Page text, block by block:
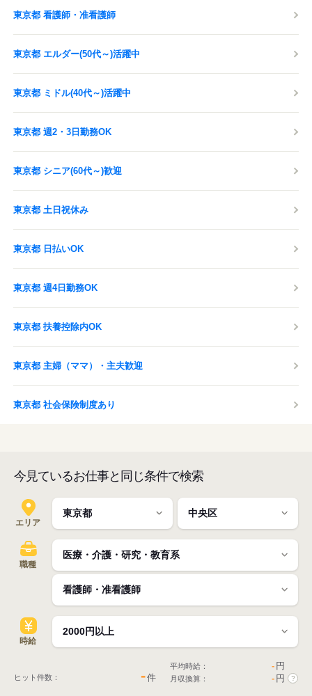
東京都 看護師・准看護師
東京都 エルダー(50代～)活躍中
東京都 ミドル(40代～)活躍中
東京都 週2・3日勤務OK
東京都 シニア(60代～)歓迎
東京都 土日祝休み
東京都 日払いOK
東京都 週4日勤務OK
東京都 扶養控除内OK
東京都 主婦（ママ）・主夫歓迎
東京都 社会保険制度あり
今見ているお仕事と同じ条件で検索
エリア
職種
時給
ヒット件数： -件
平均時給： - 円
月収換算： - 円 ?